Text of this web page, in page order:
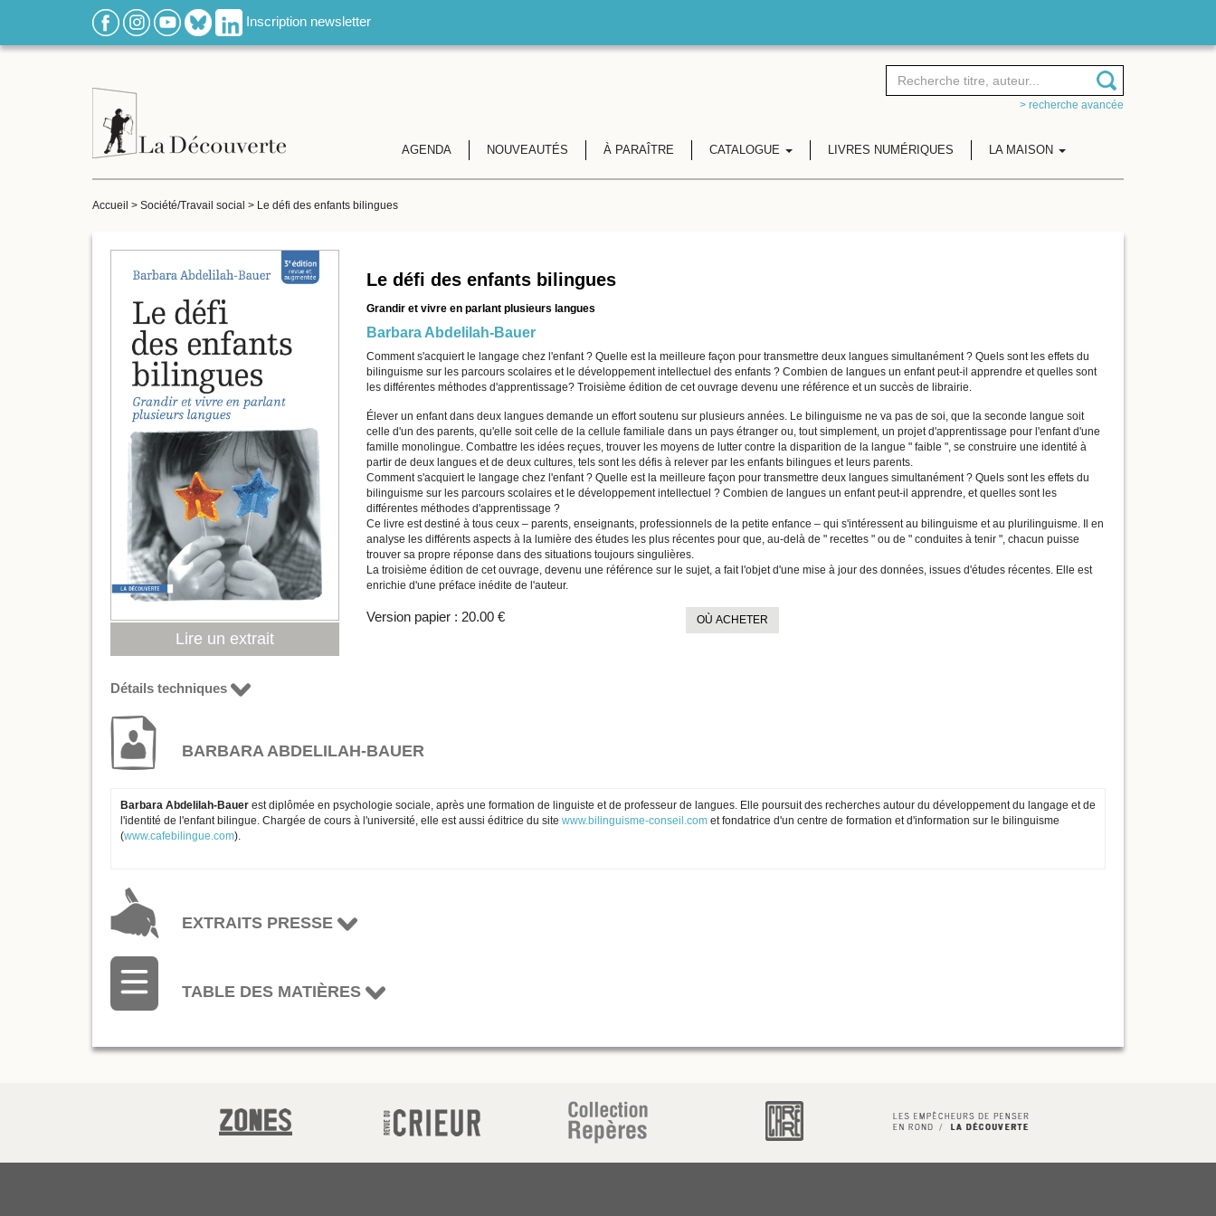
Inscription newsletter
> recherche avancée
AGENDA NOUVEAUTÉS À PARAÎTRE CATALOGUE LIVRES NUMÉRIQUES LA MAISON
Accueil > Société/Travail social > Le défi des enfants bilingues
Lire un extrait
Le défi des enfants bilingues
Grandir et vivre en parlant plusieurs langues
Barbara Abdelilah-Bauer
Comment s'acquiert le langage chez l'enfant ? Quelle est la meilleure façon pour transmettre deux langues simultanément ? Quels sont les effets du
bilinguisme sur les parcours scolaires et le développement intellectuel des enfants ? Combien de langues un enfant peut-il apprendre et quelles sont
les différentes méthodes d'apprentissage? Troisième édition de cet ouvrage devenu une référence et un succès de librairie.
Élever un enfant dans deux langues demande un effort soutenu sur plusieurs années. Le bilinguisme ne va pas de soi, que la seconde langue soit
celle d'un des parents, qu'elle soit celle de la cellule familiale dans un pays étranger ou, tout simplement, un projet d'apprentissage pour l'enfant d'une
famille monolingue. Combattre les idées reçues, trouver les moyens de lutter contre la disparition de la langue " faible ", se construire une identité à
partir de deux langues et de deux cultures, tels sont les défis à relever par les enfants bilingues et leurs parents.
Comment s'acquiert le langage chez l'enfant ? Quelle est la meilleure façon pour transmettre deux langues simultanément ? Quels sont les effets du
bilinguisme sur les parcours scolaires et le développement intellectuel ? Combien de langues un enfant peut-il apprendre, et quelles sont les
différentes méthodes d'apprentissage ?
Ce livre est destiné à tous ceux – parents, enseignants, professionnels de la petite enfance – qui s'intéressent au bilinguisme et au plurilinguisme. Il en
analyse les différents aspects à la lumière des études les plus récentes pour que, au-delà de " recettes " ou de " conduites à tenir ", chacun puisse
trouver sa propre réponse dans des situations toujours singulières.
La troisième édition de cet ouvrage, devenu une référence sur le sujet, a fait l'objet d'une mise à jour des données, issues d'études récentes. Elle est
enrichie d'une préface inédite de l'auteur.
Version papier : 20.00 € OÙ ACHETER
Détails techniques
BARBARA ABDELILAH-BAUER
Barbara Abdelilah-Bauer est diplômée en psychologie sociale, après une formation de linguiste et de professeur de langues. Elle poursuit des recherches autour du développement du langage et de
l'identité de l'enfant bilingue. Chargée de cours à l'université, elle est aussi éditrice du site www.bilinguisme-conseil.com et fondatrice d'un centre de formation et d'information sur le bilinguisme
(www.cafebilingue.com).
EXTRAITS PRESSE
TABLE DES MATIÈRES